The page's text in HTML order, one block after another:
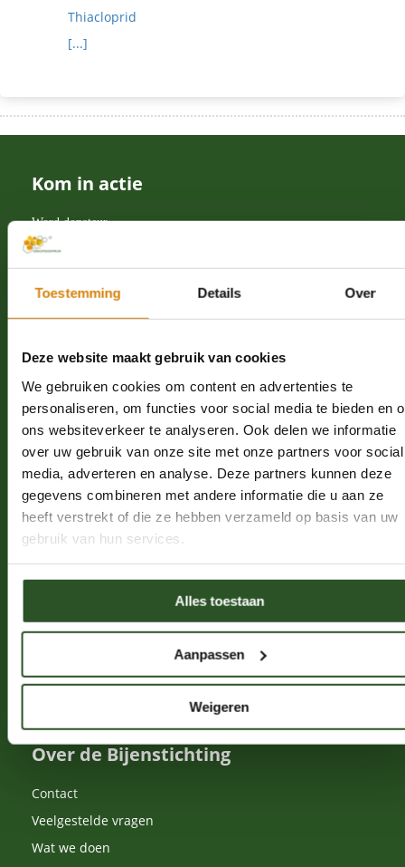
Toestemming Details Over
Deze website maakt gebruik van cookies
We gebruiken cookies om content en advertenties te
personaliseren, om functies voor social media te bieden en
ons websiteverkeer te analyseren. Ook delen we informatie
over uw gebruik van onze site met onze partners voor social
media, adverteren en analyse. Deze partners kunnen deze
gegevens combineren met andere informatie die u aan ze
heeft verstrekt of die ze hebben verzameld op basis van uw
gebruik van hun services.
Alles toestaan
Aanpassen
Weigeren
Thiacloprid
[...]
Kom in actie
Word donateur
Word ambassadeur
Word vrijwilliger
Leer over bijen
Schrijf je in voor de nieuwsbrief
Nalatenschap
Word een bijenkenner
Solitaire bijen
Hommels
Honingbijen
Over de Bijenstichting
Contact
Veelgestelde vragen
Wat we doen